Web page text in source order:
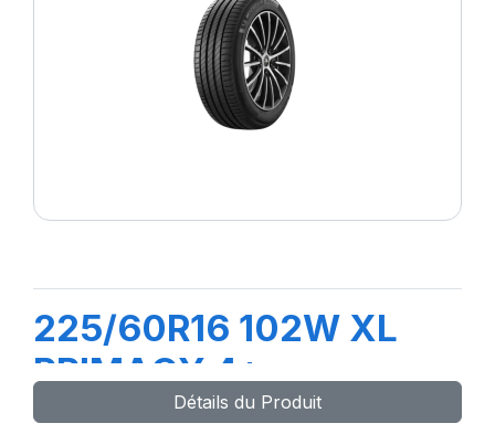
225/60R16 102W XL
PRIMACY 4+
Détails du Produit